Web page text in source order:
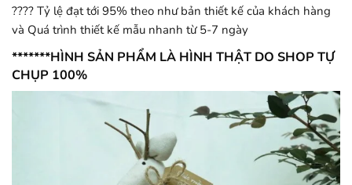
???? Tỷ lệ đạt tới 95% theo như bản thiết kế của khách hàng
và Quá trình thiết kế mẫu nhanh từ 5-7 ngày
*******HÌNH SẢN PHẨM LÀ HÌNH THẬT DO SHOP TỰ
CHỤP 100%